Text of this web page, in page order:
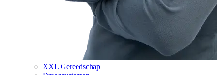
XXL Gereedschap